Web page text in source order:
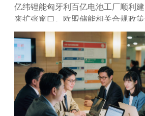
亿纬锂能匈牙利百亿电池工厂顺利
来扩张窗口。欧盟储能相关合规政